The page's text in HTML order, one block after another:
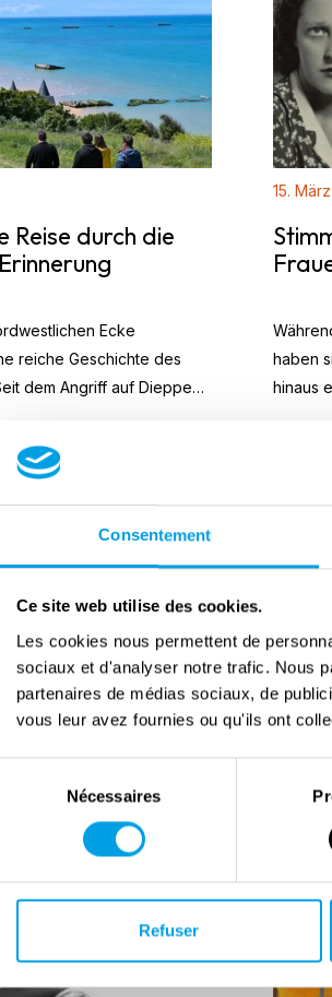
Consentement
Ce site web utilise des cookies.
Les cookies nous permettent de
sociaux et d'analyser notre trafic. Nous
partenaires de médias sociaux, de
vous leur avez fournies ou qu'ils ont
consentement
Nécessaires
Refuser
Reise durch die
Ecke
reiche Geschichte des
dem Angriff auf Dieppe
1944 und der erbitterten
Au...
15.
haben
hinaus
and memories
Christmas of 1944
warmth and generosity.
'gifted' by the Germans
gesture of
14.
im
Die
nach
von